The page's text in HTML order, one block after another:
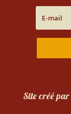
Site créé par